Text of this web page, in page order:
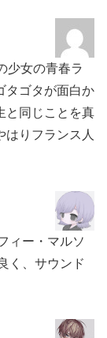
少女の青春ラ
タゴタが面白か
と同じことを真
りフランス人
ィー・マルソ
く、サウンド